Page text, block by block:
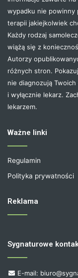
wypadku nie powinny
terapii jakiejkolwiek
Każdy rodzaj
wiążą się z
Autorzy
różnych stron.
nie diagnozują
i wyłącznie lekarz.
lekarzem.
Ważne linki
Regulamin
Polityka prywatności
Reklama
Sygnaturowe
E-mail: